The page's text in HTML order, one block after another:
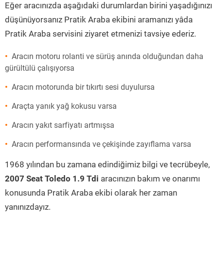
Eğer aracınızda aşağıdaki durumlardan birini yaşadığınızı
düşünüyorsanız Pratik Araba ekibini aramanızı yâda
Pratik Araba servisini ziyaret etmenizi tavsiye ederiz.
Aracın motoru rolanti ve sürüş anında olduğundan daha
gürültülü çalışıyorsa
Aracın motorunda bir tıkırtı sesi duyulursa
Araçta yanık yağ kokusu varsa
Aracın yakıt sarfiyatı artmışsa
Aracın performansında ve çekişinde zayıflama varsa
1968 yılından bu zamana edindiğimiz bilgi ve tecrübeyle,
2007 Seat Toledo 1.9 Tdi aracınızın bakım ve onarımı
konusunda Pratik Araba ekibi olarak her zaman
yanınızdayız.